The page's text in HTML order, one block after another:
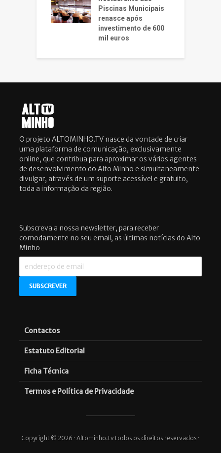
Piscinas Municipais
renasce após
investimento de 600
mil euros
O projeto ALTOMINHO.TV nasce da vontade de criar
uma plataforma de comunicação, exclusivamente
online, que contribua para aproximar os vários agentes
de desenvolvimento do Alto Minho e simultaneamente
divulgar, através de um suporte acessível e gratuito,
toda a informação da região.
Subscreva a nossa newsletter, para receber
comodamente no seu email, as últimas notícias do Alto
Minho
Contactos
Estatuto Editorial
Ficha Técnica
Termos e Política de Privacidade
Copyright © 2026 · Altominho.tv todos os direitos reservados ·